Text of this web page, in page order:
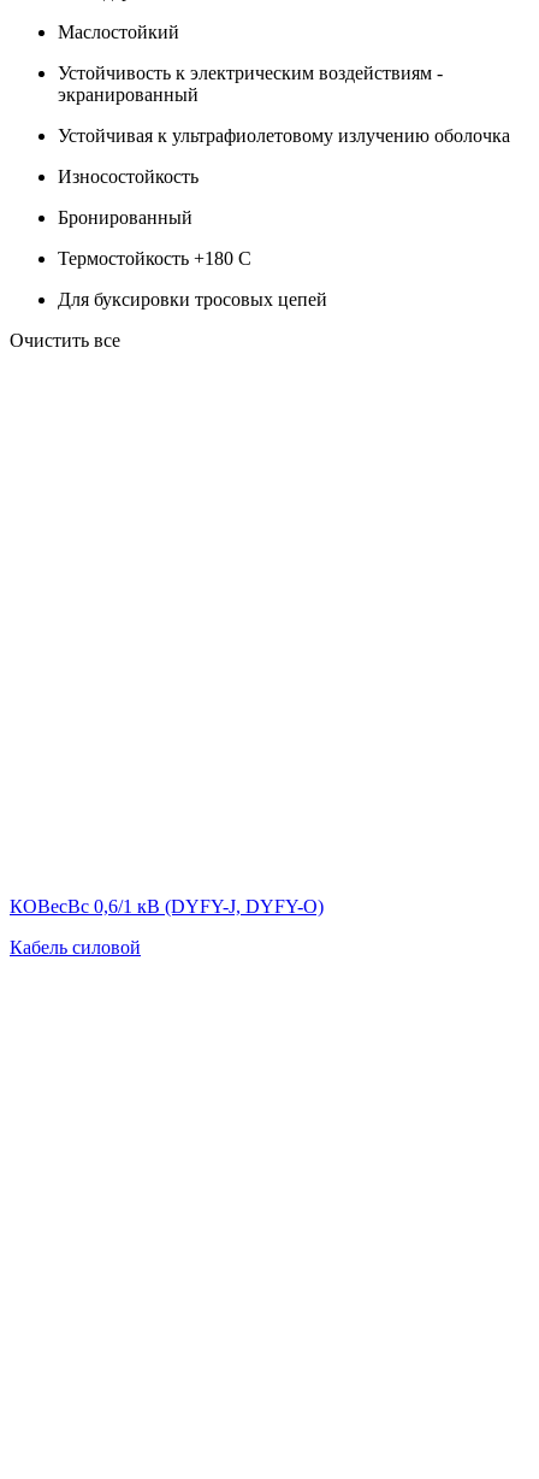
Маслостойкий
Устойчивость к электрическим воздействиям -
экранированный
Устойчивая к ультрафиолетовому излучению оболочка
Износостойкость
Бронированный
Термостойкость +180 C
Для буксировки тросовых цепей
Очистить все
КОВесВс 0,6/1 кВ (DYFY-J, DYFY-O)
Кабель силовой